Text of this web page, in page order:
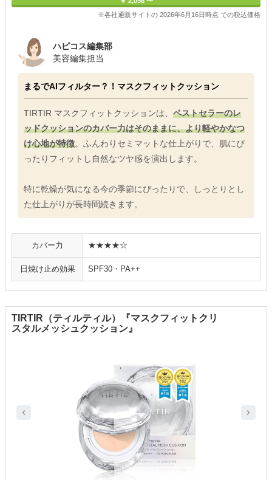
※各社通販サイトの 2026年6月16日時点 での税込価格
ハピコス編集部
美容編集担当
まるでAIフィルター？！マスクフィットクッション
TIRTIR マスクフィットクッションは、 ベストセラーのレ
ッドクッションのカバー力はそのままに、より軽やかなつ
け心地が特徴。ふんわりセミマットな仕上がりで、肌にぴ
ったりフィットし自然なツヤ感を演出します。
特に乾燥が気になる今の季節にぴったりで、しっとりとし
た仕上がりが長時間続きます。
カバー力 ★★★★☆
日焼け止め効果 SPF30・PA++
TIRTIR（ティルティル）『マスクフィットクリ
スタルメッシュクッション』